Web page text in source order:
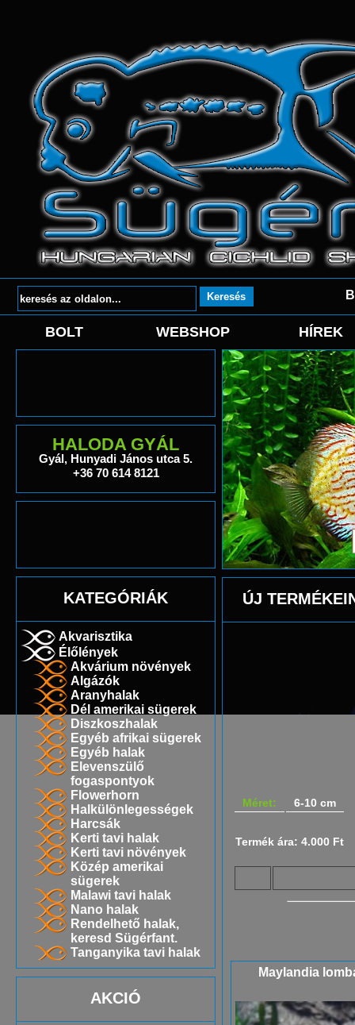
BOLT WEBSHOP HÍREK
HALODA GYÁL
Gyál, Hunyadi János utca 5.
+36 70 614 8121
KATEGÓRIÁK
Akvarisztika
Élőlények
Akvárium növények
Algázók
Aranyhalak
Dél amerikai sügerek
Diszkoszhalak
Egyéb afrikai sügerek
Egyéb halak
Elevenszülő
fogaspontyok
Flowerhorn
Halkülönlegességek
Harcsák
Kerti tavi halak
Kerti tavi növények
Közép amerikai
sügerek
Malawi tavi halak
Nano halak
Rendelhető halak,
keresd Sügérfant.
Tanganyika tavi halak
AKCIÓ
ÚJ
Méret: 6-10 cm
Termék ára: 4.000 Ft
Maylandia